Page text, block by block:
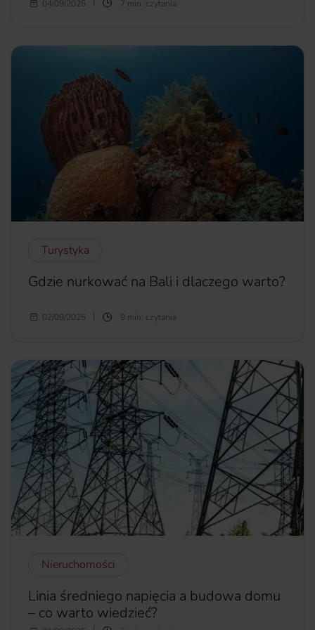
Wybierasz się do Zjednoczonych Emiratów Arabskich, z
się z lotniska Abu Dhabi do Dubaju? Przeczytaj nasz krótki
04/09/2025 7 min. czytania
Turystyka
Gdzie nurkować na Bali i dlaczego warto?
Rajska przyroda i złociste plaże sprawiają, że Bali przyciąga
Sprawdź, dlaczego.więcej...
02/09/2025 9 min. czytania
Nieruchomości
Linia średniego napięcia a budowa domu
– co warto wiedzieć?